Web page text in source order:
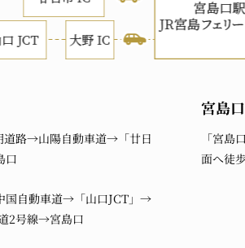
路→山陽自動車道→「廿日
口
自動車道→「山口JCT」→
2号線→宮島口
宮島
「宮
面へ徒